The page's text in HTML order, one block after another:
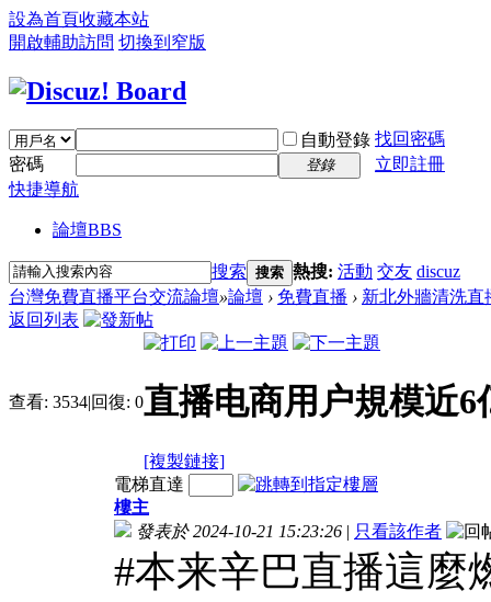
設為首頁收藏本站
開啟輔助訪問 切換到窄版
自動登錄 找回密碼
密碼
登錄
立即註冊
快捷導航
論壇BBS
搜索 搜索 熱搜: 活動 交友 discuz
台灣免費直播平台交流論壇»論壇 › 免費直播 › 新北外牆清洗直
返回列表
查看: 3534|回復: 0直播电商用户規模近6
[複製鏈接]
電梯直達
樓主
發表於 2024-10-21 15:23:26 | 只看該作者
#本来辛巴直播這麼